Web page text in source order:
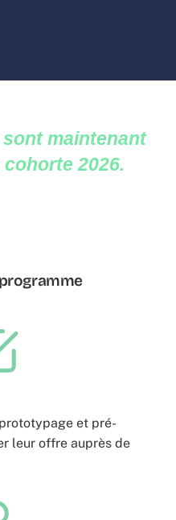
maintenant
2026.
et pré-
leur offre auprès de